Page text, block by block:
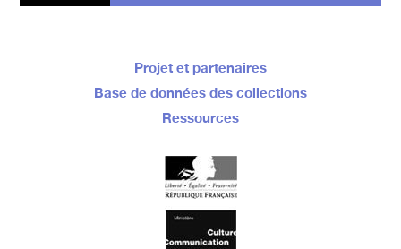
Projet et partenaires
Base de données des collections
Ressources